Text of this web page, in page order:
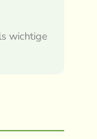
wichtige